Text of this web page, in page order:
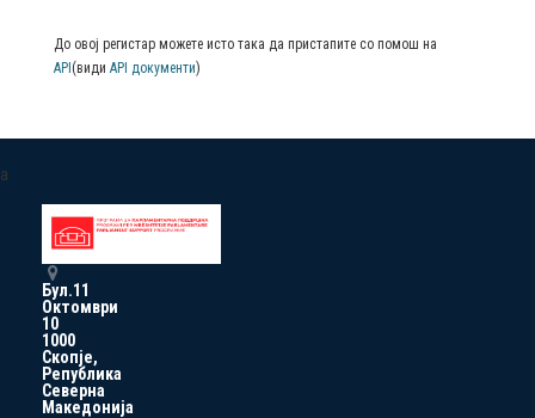
До овој регистар можете исто така да пристапите со помош на
API (види API документи)
a
Бул.11
Октомври
10
1000
Скопје,
Република
Северна
Македонија